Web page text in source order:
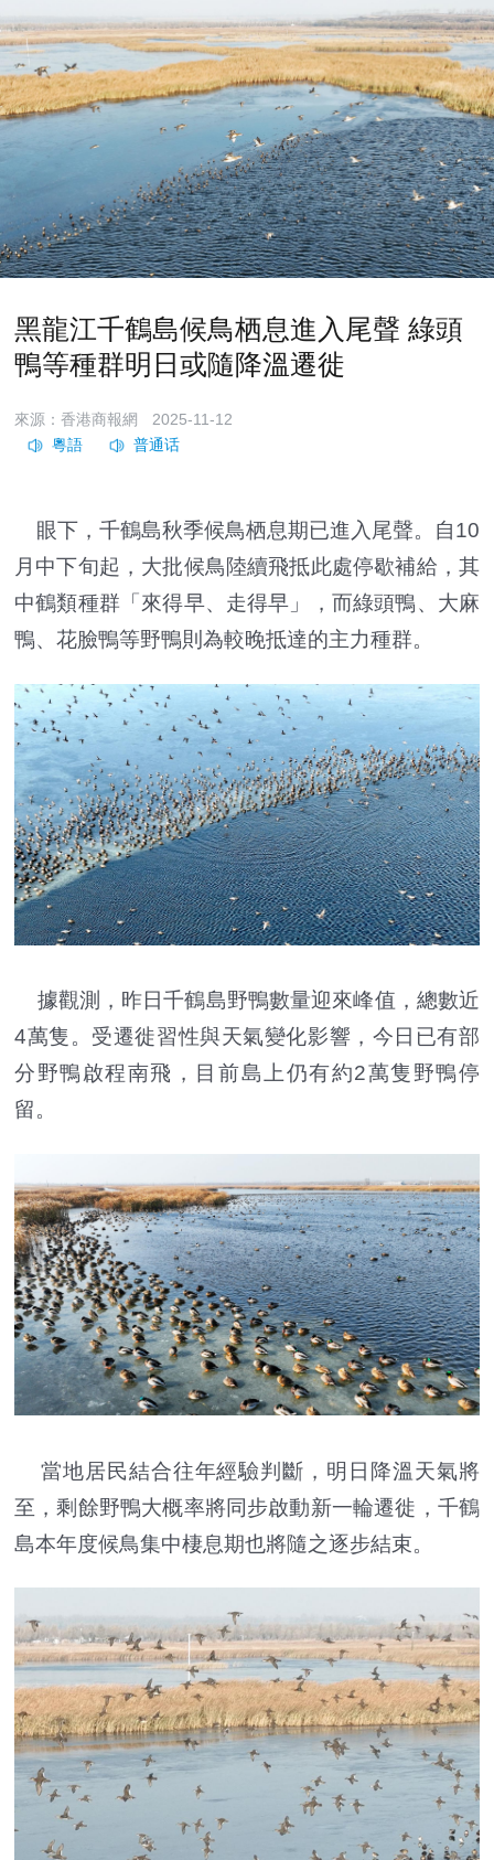
黑龍江千鶴島候鳥栖息進入尾聲 綠頭
鴨等種群明日或隨降溫遷徙
來源：香港商報網 2025-11-12
眼下，千鶴島秋季候鳥栖息期已進入尾聲。自10
月中下旬起，大批候鳥陸續飛抵此處停歇補給，其
中鶴類種群「來得早、走得早」，而綠頭鴨、大麻
鴨、花臉鴨等野鴨則為較晚抵達的主力種群。
據觀測，昨日千鶴島野鴨數量迎來峰值，總數近
4萬隻。受遷徙習性與天氣變化影響，今日已有部
分野鴨啟程南飛，目前島上仍有約2萬隻野鴨停
留。
當地居民結合往年經驗判斷，明日降溫天氣將
至，剩餘野鴨大概率將同步啟動新一輪遷徙，千鶴
島本年度候鳥集中棲息期也將隨之逐步結束。